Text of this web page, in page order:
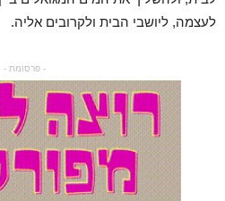
לעצמה, ליושבי הבית ולקרובים אליה.
- פרסומת -